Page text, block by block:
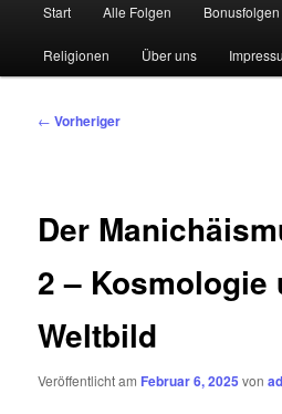
Start Alle Folgen Bonusfolgen
Religionen Über uns
Beitragsnavigation
← Vorheriger
Der
2 – Kosmologie
Weltbild
Veröffentlicht am Februar 6, 2025 von